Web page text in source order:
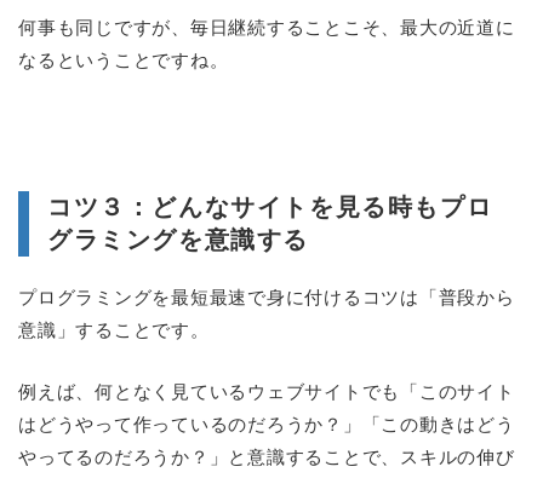
何事も同じですが、毎日継続することこそ、最大の近道に
なるということですね。
コツ３：どんなサイトを見る時もプロ
グラミングを意識する
プログラミングを最短最速で身に付けるコツは「普段から
意識」することです。
例えば、何となく見ているウェブサイトでも「このサイト
はどうやって作っているのだろうか？」「この動きはどう
やってるのだろうか？」と意識することで、スキルの伸び